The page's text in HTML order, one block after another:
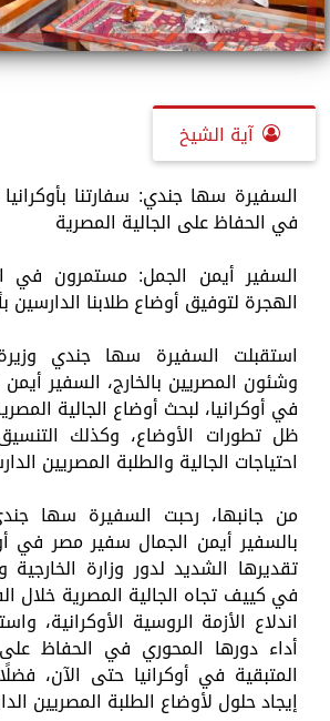
آية الشيخ
السفيرة سها جندي: سفارتنا
في الحفاظ على الجالية المصرية
السفير أيمن الجمل: مستمرون في
الهجرة لتوفيق أوضاع طلابنا الدارسين
استقبلت السفيرة سها جندي
وشئون المصريين بالخارج، السفير
في أوكرانيا، لبحث أوضاع الجالية
ظل تطورات الأوضاع، وكذلك التنسيق
احتياجات الجالية والطلبة المصريين
من جانبها، رحبت السفيرة سها
بالسفير أيمن الجمال سفير مصر في
تقديرها الشديد لدور وزارة الخارجية
في كييف تجاه الجالية المصرية خلال
اندلاع الأزمة الروسية الأوكرانية،
أداء دورها المحوري في الحفاظ على
المتبقية في أوكرانيا حتى الآن،
إيجاد حلول لأوضاع الطلبة المصريين